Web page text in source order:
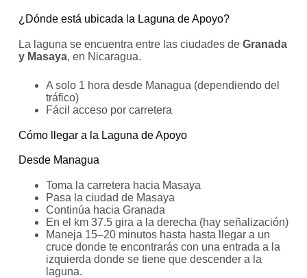
¿Dónde está ubicada la Laguna de Apoyo?
La laguna se encuentra entre las ciudades de Granada
y Masaya, en Nicaragua.
A solo 1 hora desde Managua (dependiendo del
tráfico)
Fácil acceso por carretera
Cómo llegar a la Laguna de Apoyo
Desde Managua
Toma la carretera hacia Masaya
Pasa la ciudad de Masaya
Continúa hacia Granada
En el km 37.5 gira a la derecha (hay señalización)
Maneja 15–20 minutos hasta hasta llegar a un
cruce donde te encontrarás con una entrada a la
izquierda donde se tiene que descender a la
laguna.